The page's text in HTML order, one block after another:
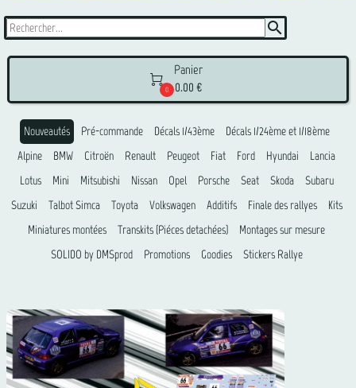
search

0
Panier
0.00 €
Nouveautés Pré-commande Décals 1/43ème
Décals 1/24ème et 1/18ème
Alpine
BMW Citroën Renault Peugeot Fiat Ford Hyundai
Lancia
Lotus
Mini Mitsubishi Nissan Opel Porsche Seat Skoda
Subaru
Suzuki
Talbot Simca Toyota Volkswagen Additifs Finale des rallyes
Kits
Miniatures montées
Transkits (Piéces detachées)
Montages sur mesure
SOLIDO by DMSprod
Promotions Goodies Stickers Rallye